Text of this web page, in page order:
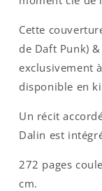
Cette
de Daft Punk) &
exclusivement
disponible en
Un récit
Dalin est
272 pages
cm.